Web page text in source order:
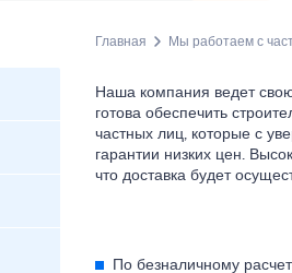
Главная Мы работаем с
Наша компания ведет
готова обеспечить
частных лиц, которые с
гарантии низких цен.
что доставка будет
По безналичному